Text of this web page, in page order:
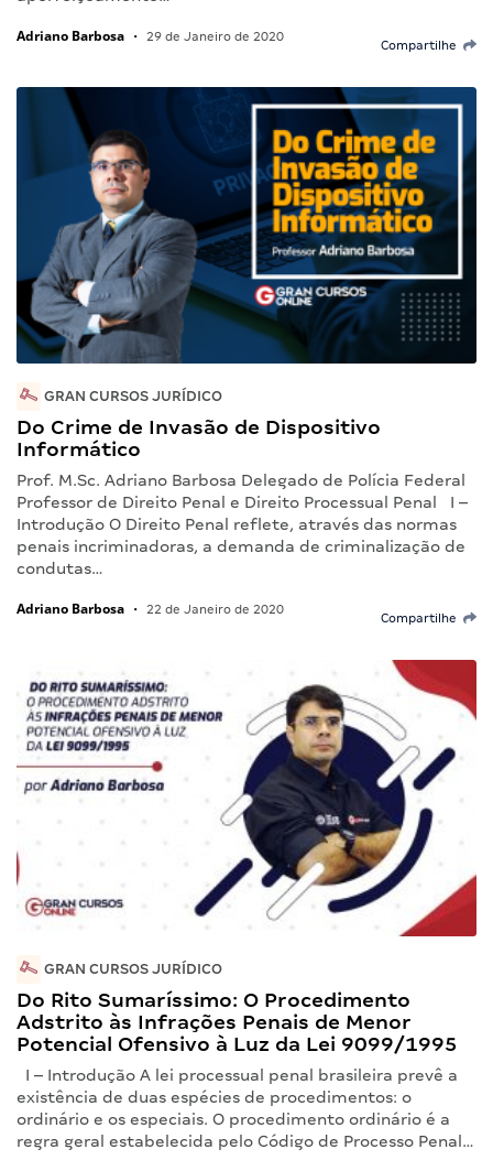
Adriano Barbosa • 29 de Janeiro de 2020
Compartilhe
GRAN CURSOS JURÍDICO
Do Crime de Invasão de Dispositivo
Informático
Prof. M.Sc. Adriano Barbosa Delegado de Polícia Federal
Professor de Direito Penal e Direito Processual Penal I –
Introdução O Direito Penal reflete, através das normas
penais incriminadoras, a demanda de criminalização de
condutas…
Adriano Barbosa • 22 de Janeiro de 2020
Compartilhe
GRAN CURSOS JURÍDICO
Do Rito Sumaríssimo: O Procedimento
Adstrito às Infrações Penais de Menor
Potencial Ofensivo à Luz da Lei 9099/1995
I – Introdução A lei processual penal brasileira prevê a
existência de duas espécies de procedimentos: o
ordinário e os especiais. O procedimento ordinário é a
regra geral estabelecida pelo Código de Processo Penal…